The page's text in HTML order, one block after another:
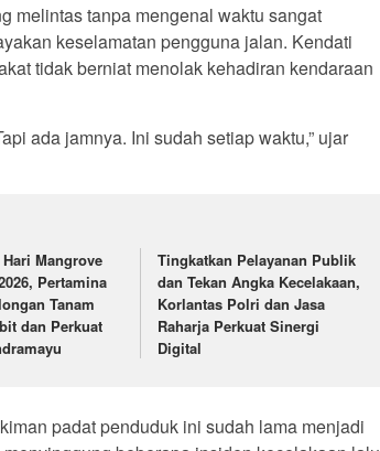
melintas tanpa mengenal waktu sangat
keselamatan pengguna jalan. Kendati
tidak berniat menolak kehadiran kendaraan
ada jamnya. Ini sudah setiap waktu,” ujar
Mangrove
Pertamina
Tanam
dan Perkuat
Tingkatkan Pelayanan Publik
dan Tekan Angka Kecelakaan,
Korlantas Polri dan Jasa
Raharja Perkuat Sinergi
Digital
padat penduduk ini sudah lama menjadi